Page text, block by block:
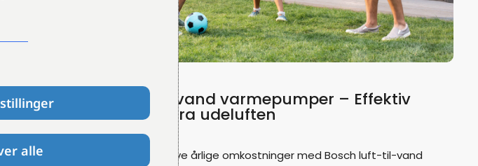
Bosch Luft til vand varmepumper – Effektiv
opvarmning fra udeluften
Oplev komfort og lave årlige omkostninger med Bosch luft-til-vand
alle